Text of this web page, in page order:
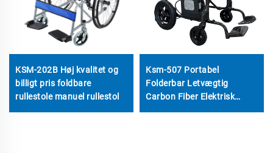
KSM-202B Høj kvalitet og
billigt pris foldbare
rullestole manuel rullestol
Ksm-507 Portabel
Folderbar Letvægtig
Carbon Fiber Elektrisk
Rullestol Med Brushless